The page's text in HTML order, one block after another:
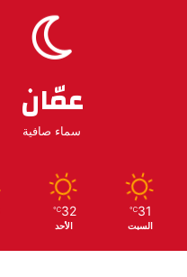
عمّان
سماء صافية
31
℃
السبت
32
℃
الأحد